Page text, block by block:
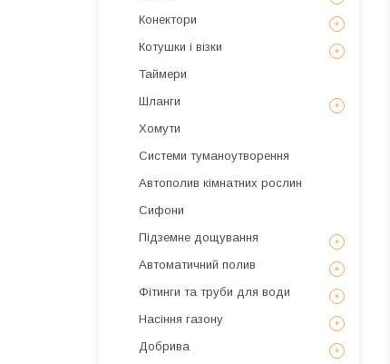
Конектори
Котушки і візки
Таймери
Шланги
Хомути
Системи туманоутворення
Автополив кімнатних рослин
Сифони
Підземне дощування
Автоматичний полив
Фітинги та труби для води
Насіння газону
Добрива